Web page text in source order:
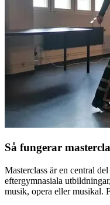
Så fungerar
Masterclass är en central
eftergymnasiala
musik, opera eller musikal.